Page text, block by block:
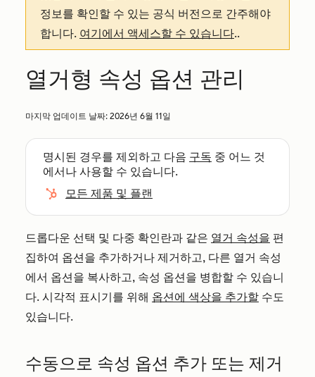
정보를 확인할 수 있는 공식 버전으로 간주해야
합니다. 여기에서 액세스할 수 있습니다..
열거형 속성 옵션 관리
마지막 업데이트 날짜: 2026년 6월 11일
명시된 경우를 제외하고 다음 구독 중 어느 것
에서나 사용할 수 있습니다.
모든 제품 및 플랜
드롭다운 선택 및 다중 확인란과 같은 열거 속성을 편
집하여 옵션을 추가하거나 제거하고, 다른 열거 속성
에서 옵션을 복사하고, 속성 옵션을 병합할 수 있습니
다. 시각적 표시기를 위해 옵션에 색상을 추가할 수도
있습니다.
수동으로 속성 옵션 추가 또는 제거